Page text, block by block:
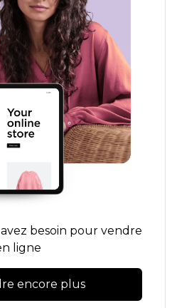
besoin pour vendre
ligne
encore plus